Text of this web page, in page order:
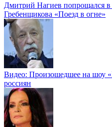
Дмитрий Нагиев попрощался
Гребенщикова «Поезд в огне»
Видео: Произошедшее на шоу
россиян